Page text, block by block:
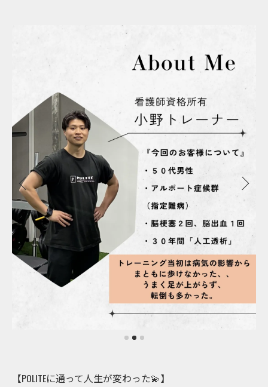
【POLITEに通って人生が変わった💫】